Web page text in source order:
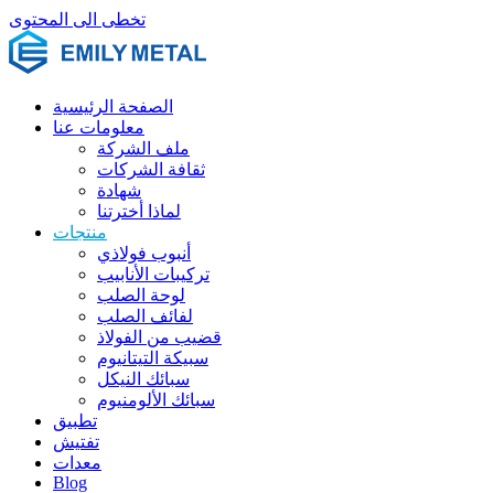
تخطى الى المحتوى
الصفحة الرئيسية
معلومات عنا
ملف الشركة
ثقافة الشركات
شهادة
لماذا أخترتنا
منتجات
أنبوب فولاذي
تركيبات الأنابيب
لوحة الصلب
لفائف الصلب
قضيب من الفولاذ
سبيكة التيتانيوم
سبائك النيكل
سبائك الألومنيوم
تطبيق
تفتيش
معدات
Blog